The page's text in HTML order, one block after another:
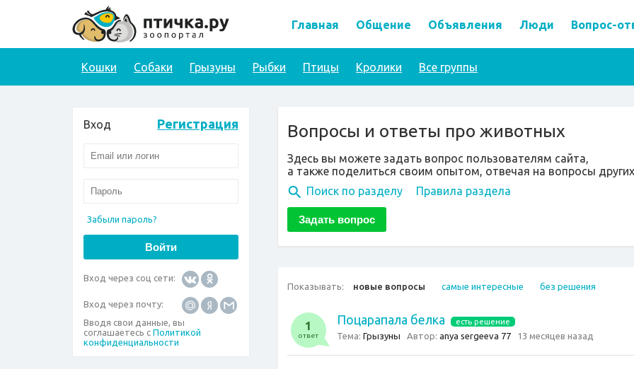
Главная Общение Объявления Люди Вопрос-
Кошки Собаки Грызуны Рыбки Птицы Кролики Все группы
Вход Регистрация
Забыли пароль?
Вход через соц сети:
Вход через почту:
Вводя свои данные, вы
соглашаетесь с Политикой
конфиденциальности
Вопросы и ответы про животных
Здесь вы можете задать вопрос пользователям сайта,
а также поделиться своим опытом, отвечая на вопросы
Поиск по разделу
Правила раздела
Показывать: новые вопросы самые интересные без решения
1
ответ
Поцарапала белка есть решение
Тема: Грызуны Автор: anya sergeeva 77 13 месяцев назад